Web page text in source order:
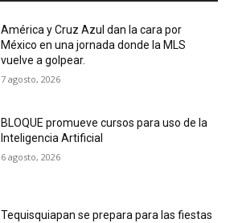
América y Cruz Azul dan la cara por
México en una jornada donde la MLS
vuelve a golpear.
7 agosto, 2026
BLOQUE promueve cursos para uso de la
Inteligencia Artificial
6 agosto, 2026
Tequisquiapan se prepara para las fiestas